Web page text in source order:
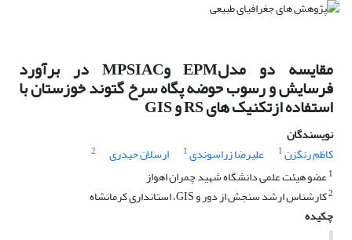
مقایسه دو مدلEPM وMPSIAC در برآورد
فرسایش و رسوب حوضه پگاه سرخ گتوند خوزستان با
استفاده ازتکنیک های RS و GIS
نویسندگان
کاظم رنگزن1 علیرضا زراسوندی1 ارسلان حیدری
2
1عضو هیئت علمی دانشگاه شهید چمران اهواز
2کارشناس ارشد سنجش از دور و GIS، استانداری کرمانشاه
چکیده